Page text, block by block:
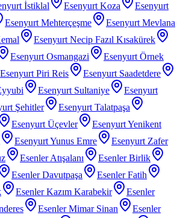
İstiklal Esenyurt Koza
Esenyurt
Esenyurt Mehterçeşme
Esenyurt Mevlana
Esenyurt Necip Fazıl Kısakürek
Esenyurt Osmangazi
Esenyurt Örnek
Esenyurt Piri Reis
Esenyurt Saadetdere
Esenyurt Sultaniye
Esenyurt
Şehitler
Esenyurt Talatpaşa
Esenyurt Üçevler
Esenyurt Yenikent
Esenyurt Yunus Emre
Esenyurt Zafer
Esenler Atışalanı
Esenler Birlik
Esenler Davutpaşa
Esenler Fatih
Esenler Kazım Karabekir
Esenler
Esenler Mimar Sinan
Esenler